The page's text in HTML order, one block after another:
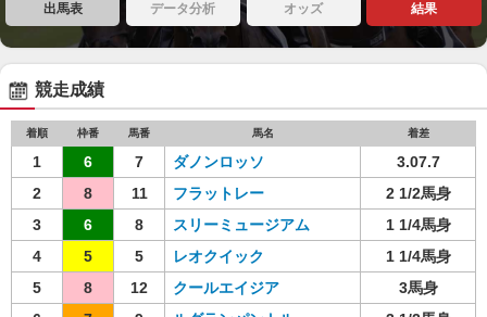
出馬表 データ分析 オッズ 結果
競走成績
着順 枠番 馬番 馬名 着差
1 6 7 ダノンロッソ
3.07.7
2
8 11 フラットレー
2 1/2馬身
3
6 8 スリーミュージアム
1 1/4馬身
4
5 5 レオクイック
1 1/4馬身
5
8 12 クールエイジア
3馬身